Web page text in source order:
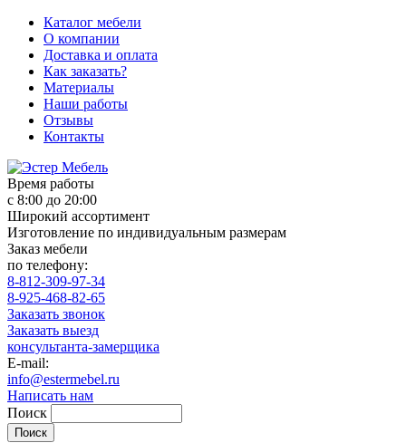
Каталог мебели
О компании
Доставка и оплата
Как заказать?
Материалы
Наши работы
Отзывы
Контакты
Время работы
с 8:00 до 20:00
Широкий ассортимент
Изготовление по индивидуальным размерам
Заказ мебели
по телефону:
8-812-309-97-34
8-925-468-82-65
Заказать звонок
Заказать выезд
консультанта-замерщика
E-mail:
info@estermebel.ru
Написать нам
Поиск